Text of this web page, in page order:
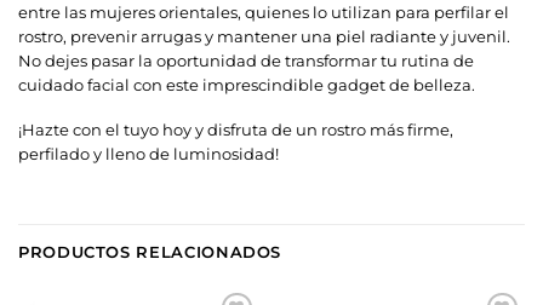
entre las mujeres orientales, quienes lo utilizan para perfilar el
rostro, prevenir arrugas y mantener una piel radiante y juvenil.
No dejes pasar la oportunidad de transformar tu rutina de
cuidado facial con este imprescindible gadget de belleza.
¡Hazte con el tuyo hoy y disfruta de un rostro más firme,
perfilado y lleno de luminosidad!
PRODUCTOS RELACIONADOS